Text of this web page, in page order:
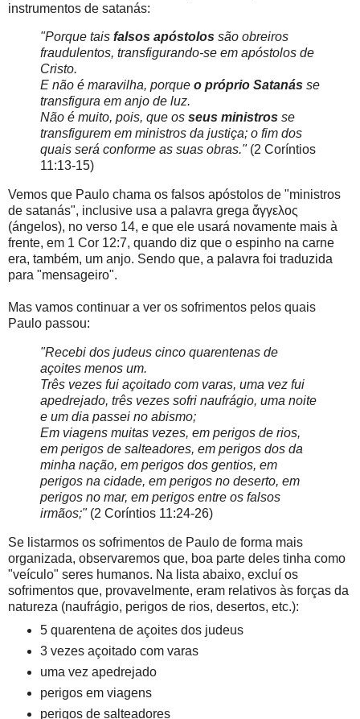
instrumentos de satanás:
"Porque tais falsos apóstolos são obreiros
fraudulentos, transfigurando-se em apóstolos de
Cristo.
E não é maravilha, porque o próprio Satanás se
transfigura em anjo de luz.
Não é muito, pois, que os seus ministros se
transfigurem em ministros da justiça; o fim dos
quais será conforme as suas obras."(2 Coríntios
11:13-15)
Vemos que Paulo chama os falsos apóstolos de "ministros
de satanás", inclusive usa a palavra grega ἄγγελος
(ángelos), no verso 14, e que ele usará novamente mais à
frente, em 1 Cor 12:7, quando diz que o espinho na carne
era, também, um anjo. Sendo que, a palavra foi traduzida
para "mensageiro".
Mas vamos continuar a ver os sofrimentos pelos quais
Paulo passou:
"Recebi dos judeus cinco quarentenas de
açoites menos um.
Três vezes fui açoitado com varas, uma vez fui
apedrejado, três vezes sofri naufrágio, uma noite
e um dia passei no abismo;
Em viagens muitas vezes, em perigos de rios,
em perigos de salteadores, em perigos dos da
minha nação, em perigos dos gentios, em
perigos na cidade, em perigos no deserto, em
perigos no mar, em perigos entre os falsos
irmãos;"(2 Coríntios 11:24-26)
Se listarmos os sofrimentos de Paulo de forma mais
organizada, observaremos que, boa parte deles tinha como
"veículo" seres humanos. Na lista abaixo, excluí os
sofrimentos que, provavelmente, eram relativos às forças da
natureza (naufrágio, perigos de rios, desertos, etc.):
5 quarentena de açoites dos judeus
3 vezes açoitado com varas
uma vez apedrejado
perigos em viagens
perigos de salteadores